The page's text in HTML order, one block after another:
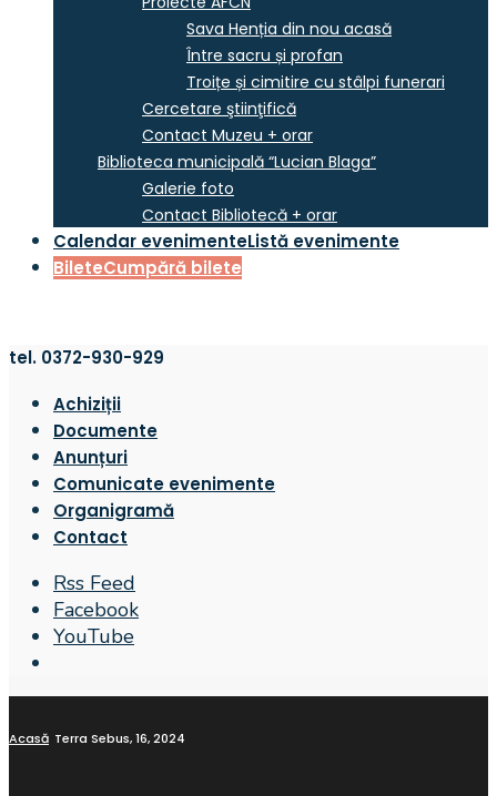
Sava Henția din nou acasă
Între sacru și profan
Troițe și cimitire cu stâlpi funerari
Cercetare ştiinţifică
Contact Muzeu + orar
Biblioteca municipală “Lucian Blaga”
Galerie foto
Contact Bibliotecă + orar
Calendar evenimenteListă evenimente
BileteCumpără bilete
tel. 0372-930-929
Achiziții
Documente
Anunțuri
Comunicate evenimente
Organigramă
Contact
Rss Feed
Facebook
YouTube
Acasă Terra Sebus, 16, 2024